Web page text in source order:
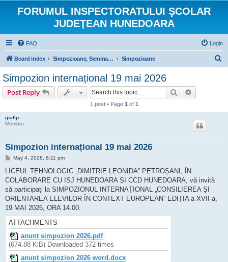
FORUMUL INSPECTORATULUI ŞCOLAR
JUDEŢEAN HUNEDOARA
FAQ Login
Board index Simpozioane, Seminarii si Concursuri scolare Simpozioane
Simpozion internațional 19 mai 2026
Post Reply Search
1 post • Page 1 of 1
gsdlp
Membru
Simpozion internațional 19 mai 2026
P
s
May 4, 2026, 8:11 pm
LICEUL TEHNOLOGIC „DIMITRIE LEONIDA” PETROȘANI, ÎN
COLABORARE CU ISJ HUNEDOARA ȘI CCD HUNEDOARA, vă invită
să participați la SIMPOZIONUL INTERNAȚIONAL „CONSILIEREA ȘI
ORIENTAREA ELEVILOR ÎN CONTEXT EUROPEAN” EDIȚIA a XVII-a,
19 MAI 2026, ORA 14.00.
ATTACHMENTS
anunt simpozion 2026.pdf
(674.88 KiB) Downloaded 372 times
anunt simpozion 2026 word.docx